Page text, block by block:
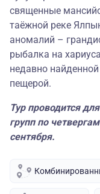
священные
таёжной реке
аномалий –
рыбалка на
недавно
пещерой.
Тур проводится
групп по
сентября.